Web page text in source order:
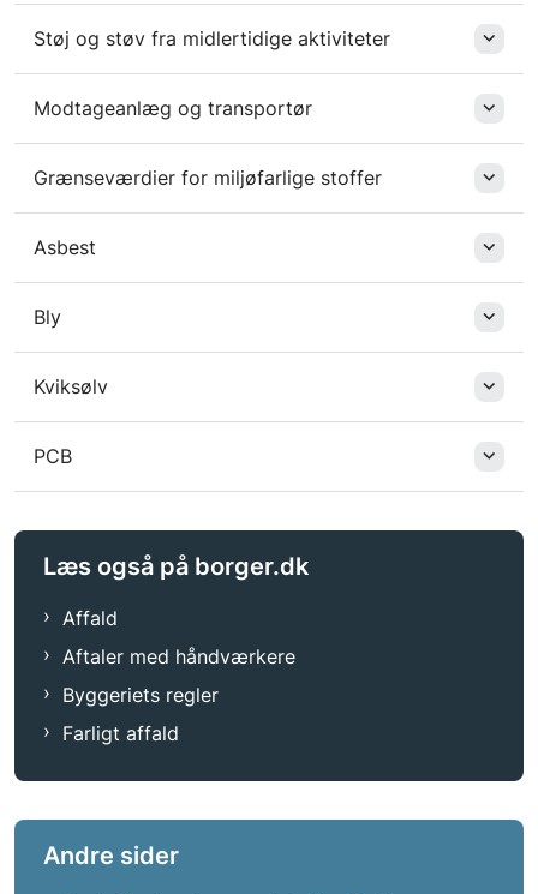
Støj og støv fra midlertidige aktiviteter
Modtageanlæg og transportør
Grænseværdier for miljøfarlige stoffer
Asbest
Bly
Kviksølv
PCB
Læs også på borger.dk
Affald
Aftaler med håndværkere
Byggeriets regler
Farligt affald
Andre sider